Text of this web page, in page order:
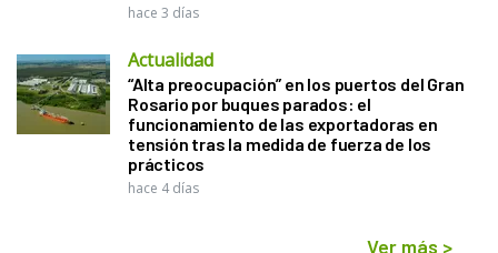
hace 3 días
Actualidad
“Alta preocupación” en los puertos del Gran
Rosario por buques parados: el
funcionamiento de las exportadoras en
tensión tras la medida de fuerza de los
prácticos
hace 4 días
Ver más >